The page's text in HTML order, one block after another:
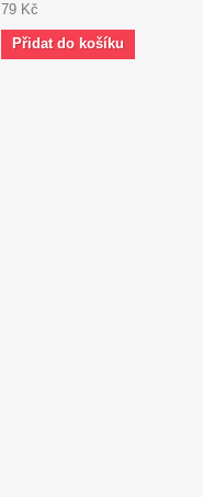
79 Kč
Přidat do košíku